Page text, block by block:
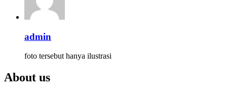
admin
foto tersebut hanya ilustrasi
About us